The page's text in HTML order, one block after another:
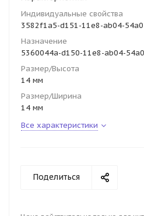
Индивидуальные свойства
3582f1a5-d151-11e8-ab04-
Назначение
5360044a-d150-11e8-ab04-
Размер/Высота
14 мм
Размер/Ширина
14 мм
Все характеристики
Поделиться